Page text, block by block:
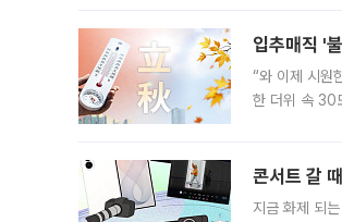
입추매직 '
“와 이제 시원
한 더위 속 30
콘서트 갈
지금 화제 되